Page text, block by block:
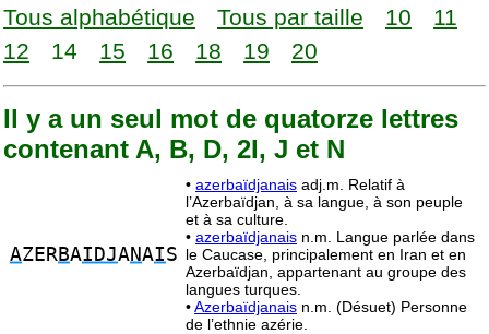
Tous alphabétique Tous par taille 10
11
12
14 15 16 18 19 20
Il y a un seul mot de quatorze lettres
contenant A, B, D, 2I, J et N
AZERBAIDJANAIS
• azerbaïdjanais adj.m. Relatif à
l’Azerbaïdjan, à sa langue, à son peuple
et à sa culture.
• azerbaïdjanais n.m. Langue parlée dans
le Caucase, principalement en Iran et en
Azerbaïdjan, appartenant au groupe des
langues turques.
•Azerbaïdjanais n.m. (Désuet) Personne
de l’ethnie azérie.